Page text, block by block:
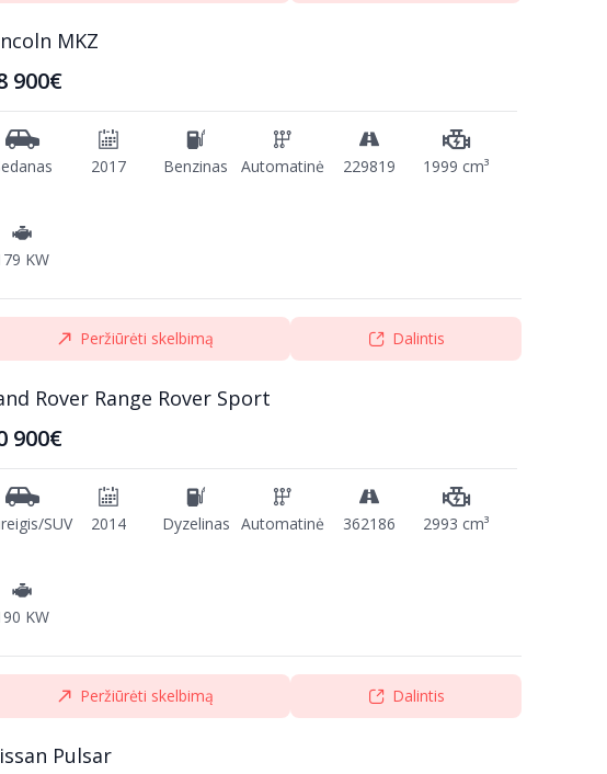
MKZ
900€
2017 Benzinas Automatinė 229819 1999 cm³
KW
Peržiūrėti skelbimą Dalintis
Rover Range Rover Sport
900€
SUV 2014 Dyzelinas Automatinė 362186 2993 cm³
KW
Peržiūrėti skelbimą Dalintis
Pulsar